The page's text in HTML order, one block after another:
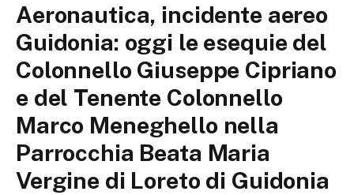
Aeronautica, incidente aereo
Guidonia: oggi le esequie del
Colonnello Giuseppe Cipriano
e del Tenente Colonnello
Marco Meneghello nella
Parrocchia Beata Maria
Vergine di Loreto di Guidonia